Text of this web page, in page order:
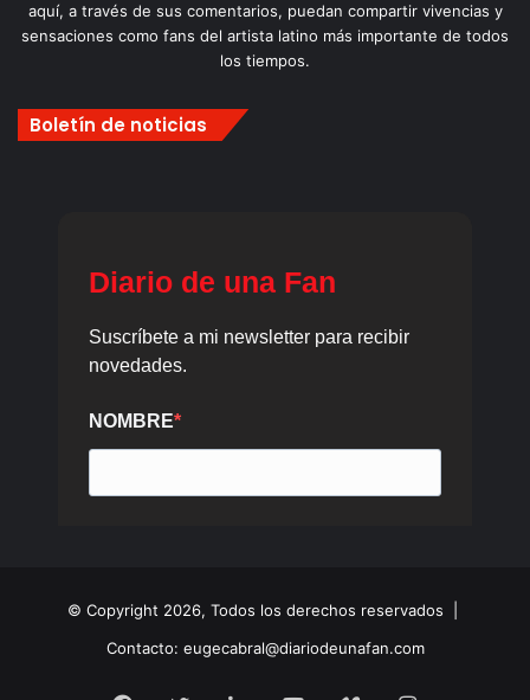
aquí, a través de sus comentarios, puedan compartir vivencias y
sensaciones como fans del artista latino más importante de todos
los tiempos.
Boletín de noticias
© Copyright 2026, Todos los derechos reservados |
Contacto: eugecabral@diariodeunafan.com